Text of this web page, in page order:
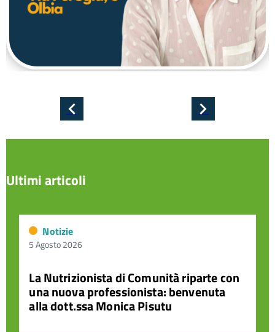
Ultimi articoli
Notizie
5 Agosto 2026
La Nutrizionista di Comunità riparte con
una nuova professionista: benvenuta
alla dott.ssa Monica Pisutu